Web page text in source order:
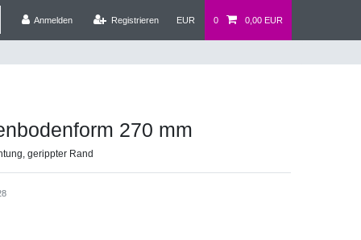
Anmelden
Registrieren EUR 0 0,00 EUR
270 mm
gerippter Rand